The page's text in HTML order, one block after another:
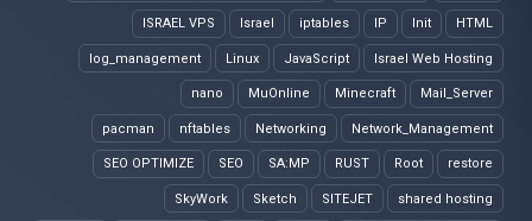
HTML
Init
IP
iptables
Israel
ISRAEL VPS
Israel Web Hosting
JavaScript
Linux
log_management
Mail_Server
Minecraft
MuOnline
nano
Network_Management
Networking
nftables
pacman
restore
Root
RUST
SA:MP
SEO
SEO OPTIMIZE
shared hosting
SITEJET
Sketch
SkyWork